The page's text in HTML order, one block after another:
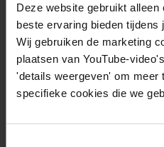
Deze website gebruikt
beste ervaring bieden
Wij gebruiken de marketing
plaatsen van YouTube-
'details weergeven' om meer
specifieke cookies die we
Nieuws
juni 24, 2026
Eline Rommets